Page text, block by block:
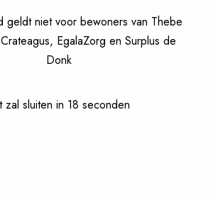
Pedicure Master
geldt niet voor bewoners van Thebe
EgalaZorg en Surplus de
Donk
zal sluiten in 17 seconden